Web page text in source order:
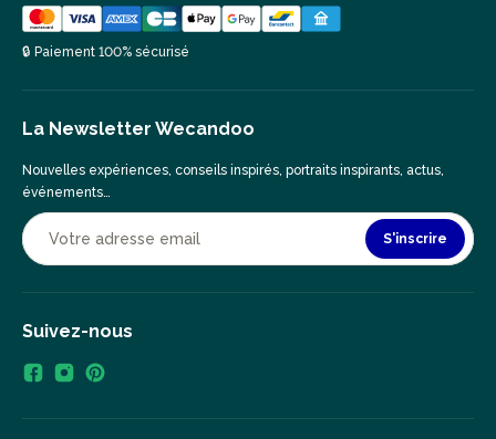
🔒 Paiement 100% sécurisé
La Newsletter Wecandoo
Nouvelles expériences, conseils inspirés, portraits inspirants, actus,
événements…
S'inscrire
Suivez-nous